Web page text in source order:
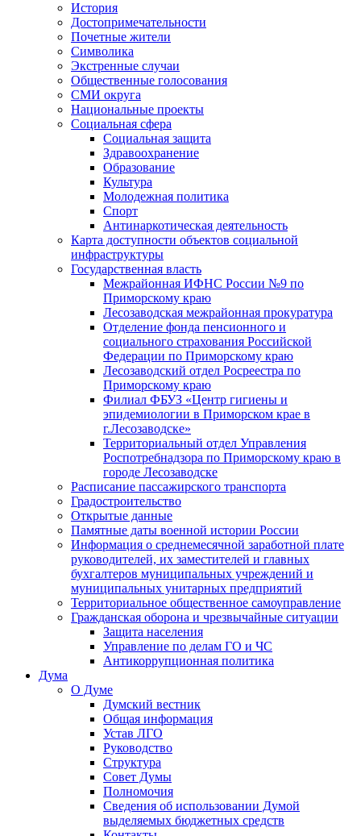
История
Достопримечательности
Почетные жители
Символика
Экстренные случаи
Общественные голосования
СМИ округа
Национальные проекты
Социальная сфера
Социальная защита
Здравоохранение
Образование
Культура
Молодежная политика
Спорт
Антинаркотическая деятельность
Карта доступности объектов социальной
инфраструктуры
Государственная власть
Межрайонная ИФНС России №9 по
Приморскому краю
Лесозаводская межрайонная прокуратура
Отделение фонда пенсионного и
социального страхования Российской
Федерации по Приморскому краю
Лесозаводский отдел Росреестра по
Приморскому краю
Филиал ФБУЗ «Центр гигиены и
эпидемиологии в Приморском крае в
г.Лесозаводске»
Территориальный отдел Управления
Роспотребнадзора по Приморскому краю в
городе Лесозаводске
Расписание пассажирского транспорта
Градостроительство
Открытые данные
Памятные даты военной истории России
Информация о среднемесячной заработной плате
руководителей, их заместителей и главных
бухгалтеров муниципальных учреждений и
муниципальных унитарных предприятий
Территориальное общественное самоуправление
Гражданская оборона и чрезвычайные ситуации
Защита населения
Управление по делам ГО и ЧС
Антикоррупционная политика
Дума
О Думе
Думский вестник
Общая информация
Устав ЛГО
Руководство
Структура
Совет Думы
Полномочия
Сведения об использовании Думой
выделяемых бюджетных средств